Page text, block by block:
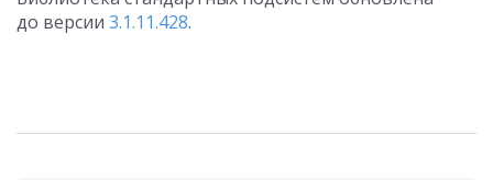
до версии 3.1.11.428.